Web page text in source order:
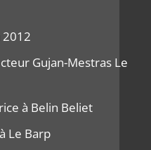
Gujan-Mestras Le
à Belin Beliet
Le Barp